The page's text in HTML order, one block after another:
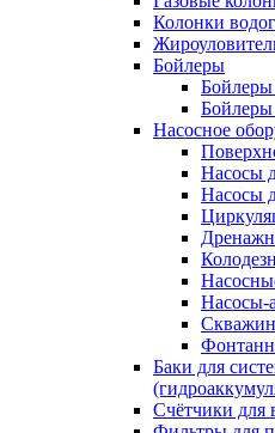
Колонки
Бойлеры
Бойлеры
Бойлеры
Насосное
Насосы
Насосы
Насосы-
Баки для
Счётчики для